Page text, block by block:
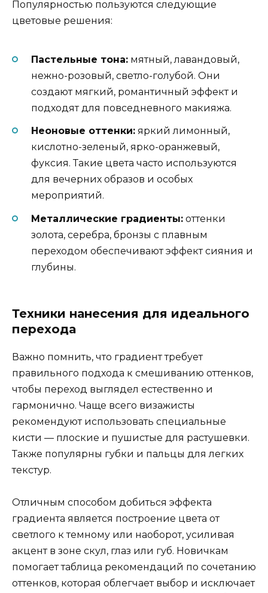
Популярностью пользуются следующие
цветовые решения:
Пастельные тона: мятный, лавандовый,
нежно-розовый, светло-голубой. Они
создают мягкий, романтичный эффект и
подходят для повседневного макияжа.
Неоновые оттенки: яркий лимонный,
кислотно-зеленый, ярко-оранжевый,
фуксия. Такие цвета часто используются
для вечерних образов и особых
мероприятий.
Металлические градиенты: оттенки
золота, серебра, бронзы с плавным
переходом обеспечивают эффект сияния и
глубины.
Техники нанесения для идеального
перехода
Важно помнить, что градиент требует
правильного подхода к смешиванию оттенков,
чтобы переход выглядел естественно и
гармонично. Чаще всего визажисты
рекомендуют использовать специальные
кисти — плоские и пушистые для растушевки.
Также популярны губки и пальцы для легких
текстур.
Отличным способом добиться эффекта
градиента является построение цвета от
светлого к темному или наоборот, усиливая
акцент в зоне скул, глаз или губ. Новичкам
помогает таблица рекомендаций по сочетанию
оттенков, которая облегчает выбор и исключает